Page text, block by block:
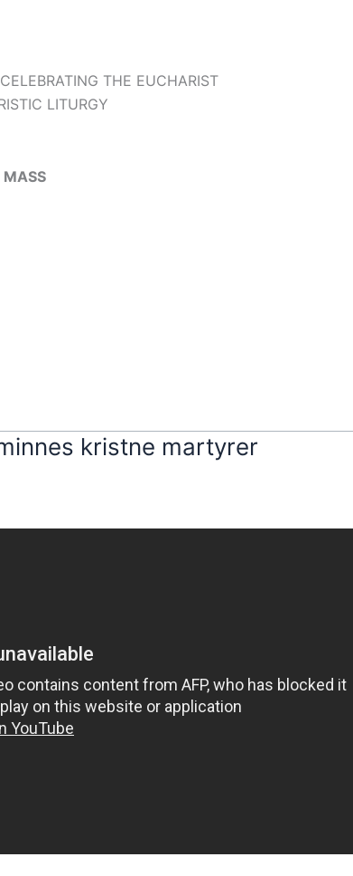
THE EUCHARIST
LITURGY
MASS
kristne martyrer